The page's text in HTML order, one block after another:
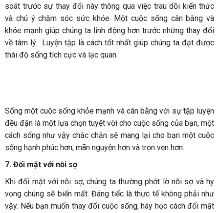
soát trước sự thay đổi này thông qua việc trau dồi kiến thức
và chú ý chăm sóc sức khỏe. Một cuộc sống cân bằng và
khỏe mạnh giúp chúng ta linh động hơn trước những thay đổi
về tâm lý. Luyện tập là cách tốt nhất giúp chúng ta đạt được
thái độ sống tích cực và lạc quan.
Sống một cuộc sống khỏe mạnh và cân bằng với sự tập luyện
đều đặn là một lựa chọn tuyệt vời cho cuộc sống của bạn, một
cách sống như vậy chắc chắn sẽ mang lại cho bạn một cuộc
sống hạnh phúc hơn, mãn nguyện hơn và trọn vẹn hơn.
7. Đối mặt với nỗi sợ
Khi đối mặt với nỗi sợ, chúng ta thường phớt lờ nỗi sợ và hy
vọng chúng sẽ biến mất. Đáng tiếc là thực tế không phải như
vậy. Nếu bạn muốn thay đổi cuộc sống, hãy học cách đối mặt